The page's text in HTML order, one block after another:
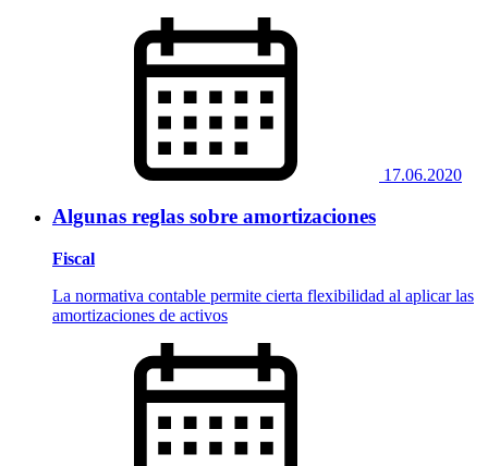
17.06.2020
Algunas reglas sobre amortizaciones
Fiscal
La normativa contable permite cierta flexibilidad al aplicar las
amortizaciones de activos